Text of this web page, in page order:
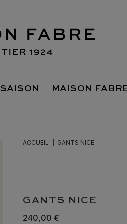
SAISON MAISON
ACCUEIL GANTS NICE
GANTS NICE
240,00 €